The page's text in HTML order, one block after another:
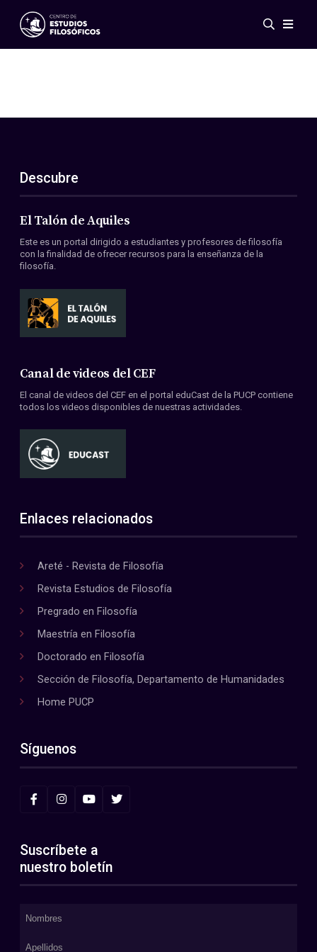
Eventos
ES
EN
Acerca de nosotros
Miembros
Convenios
Descubre
El Talón de Aquiles
Este es un portal dirigido a estudiantes y profesores de filosofía
con la finalidad de ofrecer recursos para la enseñanza de la
filosofía.
Canal de videos del CEF
El canal de videos del CEF en el portal eduCast de la PUCP contiene
todos los videos disponibles de nuestras actividades.
Enlaces relacionados
Areté - Revista de Filosofía
Revista Estudios de Filosofía
Pregrado en Filosofía
Maestría en Filosofía
Doctorado en Filosofía
Sección de Filosofía, Departamento de Humanidades
Home PUCP
Síguenos
Suscríbete a
nuestro boletín